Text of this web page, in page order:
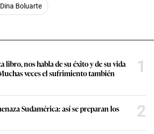
Dina Boluarte
libro, nos habla de su éxito y de su vida
veces el sufrimiento también
1
Sudamérica: así se preparan los
2